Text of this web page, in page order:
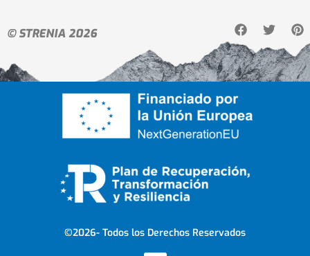
© STRENIA 2026
F
a
c
e
b
o
k
T
w
i
t
t
e
P
i
n
t
e
r
©2026- Todos los Derechos Reservados